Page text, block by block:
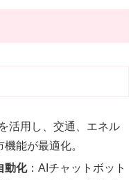
活用し、交通、エネル
能が最適化。
動化：AIチャットボット